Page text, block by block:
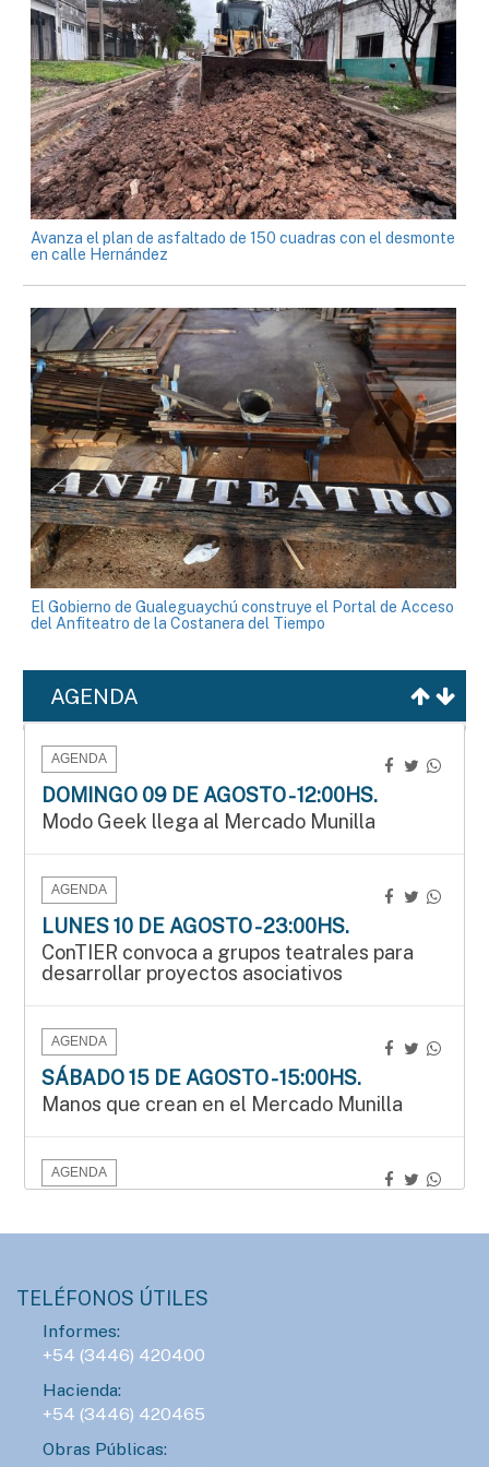
Avanza el plan de asfaltado de 150 cuadras con el desmonte
en calle Hernández
El Gobierno de Gualeguaychú construye el Portal de Acceso
del Anfiteatro de la Costanera del Tiempo
AGENDA
AGENDA
DOMINGO 09 DE AGOSTO - 12:00HS.
Modo Geek llega al Mercado Munilla
AGENDA
LUNES 10 DE AGOSTO - 23:00HS.
ConTIER convoca a grupos teatrales para
desarrollar proyectos asociativos
AGENDA
SÁBADO 15 DE AGOSTO - 15:00HS.
Manos que crean en el Mercado Munilla
AGENDA
Gran Prix Chipote 2026 de ajedrez blitz
AGENDA
DOMINGO 16 DE AGOSTO - 14:00HS.
Fiesta del Día del Niño
TELÉFONOS ÚTILES
Informes:
+54 (3446) 420400
Hacienda:
+54 (3446) 420465
Obras Públicas: